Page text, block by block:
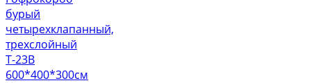
бурый
четырехклапанный,
трехслойный
Т-23В
600*400*300см